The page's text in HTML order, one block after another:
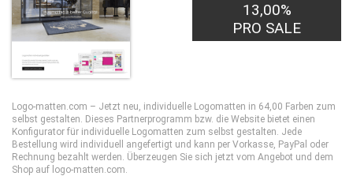
13,00%
PRO SALE
Logo-matten.com – Jetzt neu, individuelle Logomatten in 64,00 Farben zum
selbst gestalten. Dieses Partnerprogramm bzw. die Website bietet einen
Konfigurator für individuelle Logomatten zum selbst gestalten. Jede
Bestellung wird individuell angefertigt und kann per Vorkasse, PayPal oder
Rechnung bezahlt werden. Überzeugen Sie sich jetzt vom Angebot und dem
Shop auf logo-matten.com.